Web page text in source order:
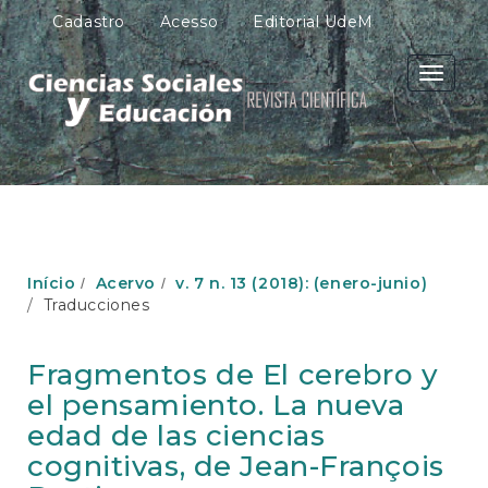
N
a
v
e
g
a
ç
ã
o
c
l
C
n
t
Cadastro Acesso Editorial UdeM
Toggle
Início Acervo
v. 7 n. 13 (2018): (enero-junio)
Traducciones
Fragmentos de El cerebro y
el pensamiento. La nueva
edad de las ciencias
cognitivas, de Jean-François